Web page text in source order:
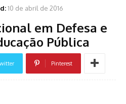
10 de abril de 2016
em Defesa e
Pública
Pinterest